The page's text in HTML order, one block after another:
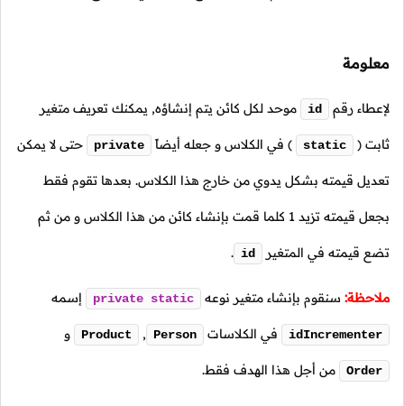
معلومة
لإعطاء رقم id موحد لكل كائن يتم إنشاؤه, يمكنك تعريف متغير
ثابت (
static
) في الكلاس و جعله أيضاً private حتى لا يمكن
تعديل قيمته بشكل يدوي من خارج هذا الكلاس. بعدها تقوم فقط
بجعل قيمته تزيد 1 كلما قمت بإنشاء كائن من هذا الكلاس و من ثم
تضع قيمته في المتغير id
.
ملاحظة: سنقوم بإنشاء متغير نوعه private static إسمه
idIncrementer في الكلاسات Person
,
Product و
Order من أجل هذا الهدف فقط.